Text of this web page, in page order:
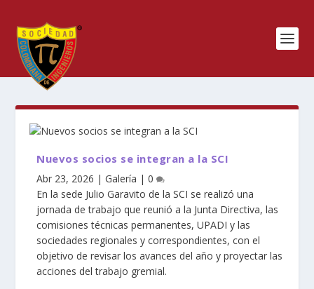
Nuevos socios se integran a la SCI
Abr 23, 2026 |Galería |0
En la sede Julio Garavito de la SCI se realizó una
jornada de trabajo que reunió a la Junta Directiva, las
comisiones técnicas permanentes, UPADI y las
sociedades regionales y correspondientes, con el
objetivo de revisar los avances del año y proyectar las
acciones del trabajo gremial.